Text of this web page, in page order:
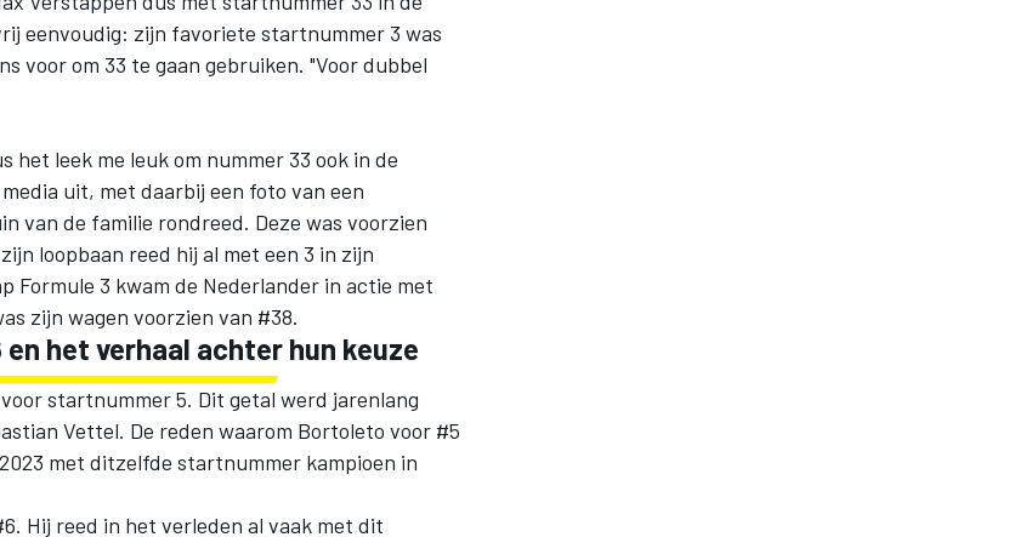
eenvoudig: zijn favoriete startnummer 3 was
voor om 33 te gaan gebruiken. "Voor dubbel
leek me leuk om nummer 33 ook in de
uit, met daarbij een foto van een
van de familie rondreed. Deze was voorzien
loopbaan reed hij al met een 3 in zijn
Formule 3 kwam de Nederlander in actie met
zijn wagen voorzien van #38.
het verhaal achter hun keuze
startnummer 5. Dit getal werd jarenlang
Vettel. De reden waarom Bortoleto voor #5
met ditzelfde startnummer kampioen in
Hij reed in het verleden al vaak met dit